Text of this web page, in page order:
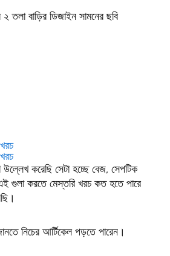
২ তলা বাড়ির ডিজাইন সামনের ছবি
করেছি সেটা হচ্ছে বেজ, সেপটিক
গুলা করতে মেস্তরি খরচ কত হতে পারে
নিচের আর্টিকেল পড়তে পারেন।